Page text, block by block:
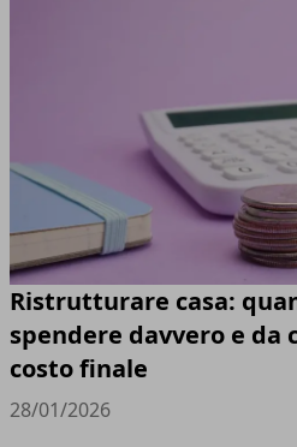
Ristrutturare casa:
spendere davvero e da
costo finale
28/01/2026